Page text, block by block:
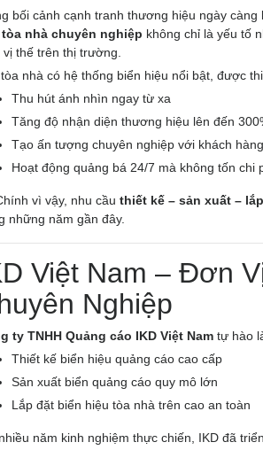
bối cảnh cạnh tranh thương hiệu ngày
nhà chuyên nghiệp không chỉ là yếu tố
vị thế trên thị trường.
nhà có hệ thống biển hiệu nổi bật, được
Thu hút ánh nhìn ngay từ xa
Tăng độ nhận diện thương hiệu lên đến
Tạo ấn tượng chuyên nghiệp với khách
Hoạt động quảng bá 24/7 mà không tốn chi
vì vậy, nhu cầu thiết kế – sản xuất –
những năm gần đây.
Việt Nam – Đơn
Nghiệp
ty TNHH Quảng cáo IKD Việt Nam tự hào
Thiết kế biển hiệu quảng cáo cao cấp
Sản xuất biển quảng cáo quy mô lớn
Lắp đặt biển hiệu tòa nhà trên cao an toàn
năm kinh nghiệm thực chiến, IKD đã